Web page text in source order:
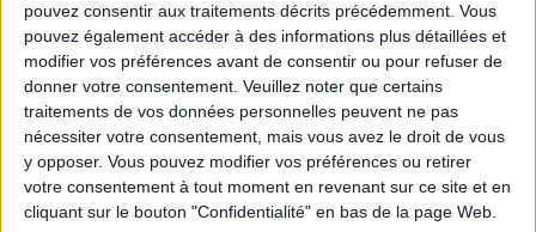
pouvez consentir aux traitements décrits précédemment. Vous
pouvez également accéder à des informations plus détaillées et
modifier vos préférences avant de consentir ou pour refuser de
donner votre consentement. Veuillez noter que certains
traitements de vos données personnelles peuvent ne pas
nécessiter votre consentement, mais vous avez le droit de vous
y opposer. Vous pouvez modifier vos préférences ou retirer
votre consentement à tout moment en revenant sur ce site et en
cliquant sur le bouton "Confidentialité" en bas de la page Web.
SPF 50 SUNSCREENS YOU'LL ACTUALLY WANT TO SLATHER ON